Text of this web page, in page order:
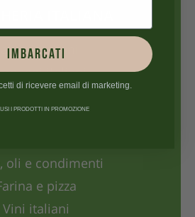
ITALIANA
Salumi italiani
italiani
oli e condimenti
e pizza
Vini italiani
IMBARCATI
di ricevere email di marketing.
I PRODOTTI IN PROMOZIONE